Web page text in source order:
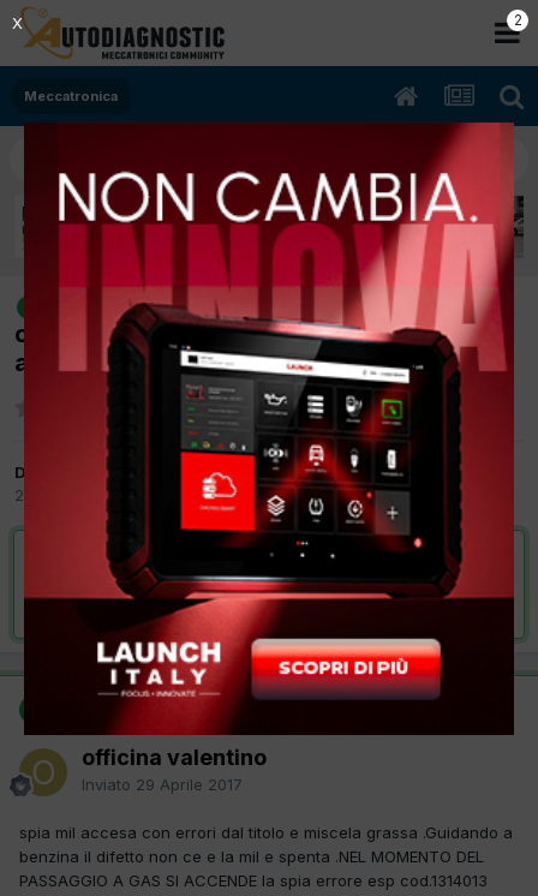
Meccatronica
[volkswagen golf 05/2011 1595cc
chga 75Kw Bifuel B/Gpl] p0172 + mancate
accensioni
Da officina valentino
29 Aprile 2017
Meccatronica
VAI ALLA SOLUZIONE
Risolta da officina valentino,
officina valentino
Inviato 29 Aprile 2017
spia mil accesa con errori dal titolo e miscela grassa .Guidando a
benzina il difetto non ce e la mil e spenta .NEL MOMENTO DEL
PASSAGGIO A GAS SI ACCENDE la spia errore esp cod.1314013
1
X